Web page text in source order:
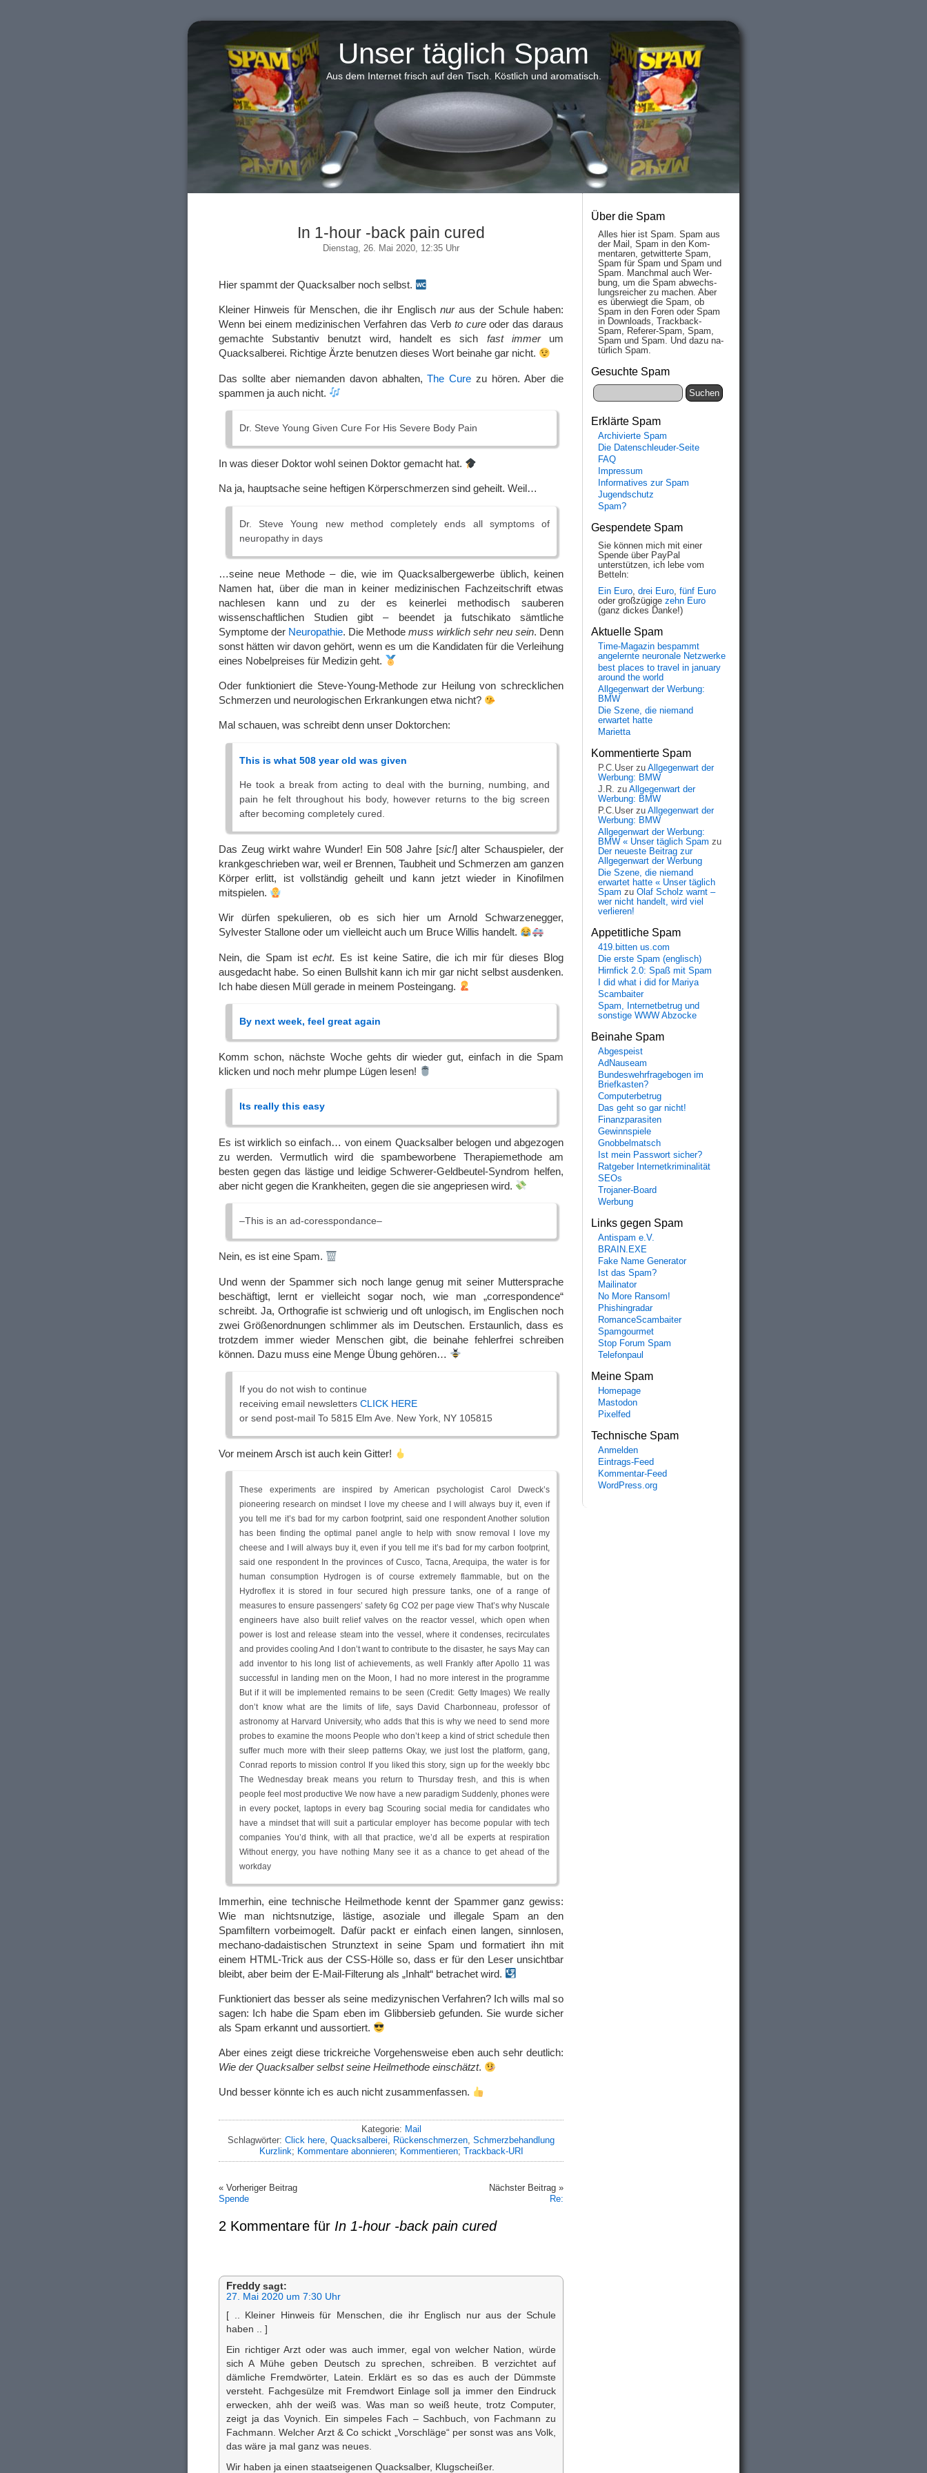
Unser täglich Spam
Aus dem Internet frisch auf den Tisch. Köstlich und aromatisch.
In 1-hour -back pain cured
Dienstag, 26. Mai 2020, 12:35 Uhr
Hier spammt der Quacksalber noch selbst.
Kleiner Hinweis für Menschen, die ihr Englisch nuraus der Schule haben:
Wenn bei einem medizinischen Verfahren das Verb to cureoder das daraus
gemachte Substantiv benutzt wird, handelt es sich fast immerum
Quacksalberei. Richtige Ärzte benutzen dieses Wort beinahe gar nicht.
Das sollte aber niemanden davon abhalten,The Cure zu hören. Aber die
spammen ja auch nicht.
Dr. Steve Young Given Cure For His Severe Body Pain
In was dieser Doktor wohl seinen Doktor gemacht hat.
Na ja, hauptsache seine heftigen Körperschmerzen sind geheilt. Weil…
Dr. Steve Young new method completely ends all symptoms of
neuropathy in days
…seine neue Methode – die, wie im Quacksalbergewerbe üblich, keinen
Namen hat, über die man in keiner medizinischen Fachzeitschrift etwas
nachlesen kann und zu der es keinerlei methodisch sauberen
wissenschaftlichen Studien gibt – beendet ja futschikato sämtliche
Symptome der Neuropathie. Die Methode muss wirklich sehr neu sein. Denn
sonst hätten wir davon gehört, wenn es um die Kandidaten für die Verleihung
eines Nobelpreises für Medizin geht.
Oder funktioniert die Steve-Young-Methode zur Heilung von schrecklichen
Schmerzen und neurologischen Erkrankungen etwa nicht?
Mal schauen, was schreibt denn unser Doktorchen:
This is what 508 year old was given
He took a break from acting to deal with the burning, numbing, and
pain he felt throughout his body, however returns to the big screen
after becoming completely cured.
Das Zeug wirkt wahre Wunder! Ein 508 Jahre [sic!] alter Schauspieler, der
krankgeschrieben war, weil er Brennen, Taubheit und Schmerzen am ganzen
Körper erlitt, ist vollständig geheilt und kann jetzt wieder in Kinofilmen
mitspielen.
Wir dürfen spekulieren, ob es sich hier um Arnold Schwarzenegger,
Sylvester Stallone oder um vielleicht auch um Bruce Willis handelt.
Nein, die Spam istecht. Es ist keine Satire, die ich mir für dieses Blog
ausgedacht habe. So einen Bullshit kann ich mir gar nicht selbst ausdenken.
Ich habe diesen Müll gerade in meinem Posteingang.
By next week, feel great again
Komm schon, nächste Woche gehts dir wieder gut, einfach in die Spam
klicken und noch mehr plumpe Lügen lesen!
Its really this easy
Es ist wirklich so einfach… von einem Quacksalber belogen und abgezogen
zu werden. Vermutlich wird die spambeworbene Therapiemethode am
besten gegen das lästige und leidige Schwerer-Geldbeutel-Syndrom helfen,
aber nicht gegen die Krankheiten, gegen die sie angepriesen wird.
–This is an ad-coresspondance–
Nein, es ist eine Spam.
Und wenn der Spammer sich noch lange genug mit seiner Muttersprache
beschäftigt, lernt er vielleicht sogar noch, wie man „correspondence“
schreibt. Ja, Orthografie ist schwierig und oft unlogisch, im Englischen noch
zwei Größenordnungen schlimmer als im Deutschen. Erstaunlich, dass es
trotzdem immer wieder Menschen gibt, die beinahe fehlerfrei schreiben
können. Dazu muss eine Menge Übung gehören…
If you do not wish to continue
receiving email newsletters CLICK HERE
or send post-mail To 5815 Elm Ave. New York, NY 105815
Vor meinem Arsch ist auch kein Gitter!
These experiments are inspired by American psychologist Carol Dweck’s
pioneering research on mindset I love my cheese and I will always buy it, even if
you tell me it’s bad for my carbon footprint, said one respondent Another solution
has been finding the optimal panel angle to help with snow removal I love my
cheese and I will always buy it, even if you tell me it’s bad for my carbon footprint,
said one respondent In the provinces of Cusco, Tacna, Arequipa, the water is for
human consumption Hydrogen is of course extremely flammable, but on the
Hydroflex it is stored in four secured high pressure tanks, one of a range of
measures to ensure passengers’ safety 6g CO2 per page view That’s why Nuscale
engineers have also built relief valves on the reactor vessel, which open when
power is lost and release steam into the vessel, where it condenses, recirculates
and provides cooling And I don’t want to contribute to the disaster, he says May can
add inventor to his long list of achievements, as well Frankly after Apollo 11 was
successful in landing men on the Moon, I had no more interest in the programme
But if it will be implemented remains to be seen (Credit: Getty Images) We really
don’t know what are the limits of life, says David Charbonneau, professor of
astronomy at Harvard University, who adds that this is why we need to send more
probes to examine the moons People who don’t keep a kind of strict schedule then
suffer much more with their sleep patterns Okay, we just lost the platform, gang,
Conrad reports to mission control If you liked this story, sign up for the weekly bbc
The Wednesday break means you return to Thursday fresh, and this is when
people feel most productive We now have a new paradigm Suddenly, phones were
in every pocket, laptops in every bag Scouring social media for candidates who
have a mindset that will suit a particular employer has become popular with tech
companies You’d think, with all that practice, we’d all be experts at respiration
Without energy, you have nothing Many see it as a chance to get ahead of the
workday
Immerhin, eine technische Heilmethode kennt der Spammer ganz gewiss:
Wie man nichtsnutzige, lästige, asoziale und illegale Spam an den
Spamfiltern vorbeimogelt. Dafür packt er einfach einen langen, sinnlosen,
mechano-dadaistischen Strunztext in seine Spam und formatiert ihn mit
einem HTML-Trick aus der CSS-Hölle so, dass er für den Leser unsichtbar
bleibt, aber beim der E-Mail-Filterung als „Inhalt“ betrachet wird.
Funktioniert das besser als seine medizynischen Verfahren? Ich wills mal so
sagen: Ich habe die Spam eben im Glibbersieb gefunden. Sie wurde sicher
als Spam erkannt und aussortiert.
Aber eines zeigt diese trickreiche Vorgehensweise eben auch sehr deutlich:
Wie der Quacksalber selbst seine Heilmethode einschätzt.
Und besser könnte ich es auch nicht zusammenfassen.
Kategorie: Mail
Schlagwörter: Click here, Quacksalberei, Rückenschmerzen, Schmerzbehandlung
Kurzlink; Kommentare abonnieren; Kommentieren; Trackback-URI
« Vorheriger Beitrag
Spende
Nächster Beitrag »
Re:
2 Kommentare für In 1-hour -back pain cured
Freddy sagt:
27. Mai 2020 um 7:30 Uhr
[ .. Kleiner Hinweis für Menschen, die ihr Englisch nur aus der Schule
haben .. ]
Ein richtiger Arzt oder was auch immer, egal von welcher Nation, würde
sich A Mühe geben Deutsch zu sprechen, schreiben. B verzichtet auf
dämliche Fremdwörter, Latein. Erklärt es so das es auch der Dümmste
versteht. Fachgesülze mit Fremdwort Einlage soll ja immer den Eindruck
erwecken, ahh der weiß was. Was man so weiß heute, trotz Computer,
zeigt ja das Voynich. Ein simpeles Fach – Sachbuch, von Fachmann zu
Fachmann. Welcher Arzt & Co schickt „Vorschläge“ per sonst was ans Volk,
das wäre ja mal ganz was neues.
Wir haben ja einen staatseigenen Quacksalber, Klugscheißer.
Über die Spam
Alles hier ist Spam. Spam aus
der Mail, Spam in den Kom­
men­taren, ge­twit­ter­te Spam,
Spam für Spam und Spam und
Spam. Manch­mal auch Wer­
bung, um die Spam ab­wechs­
lungs­reich­er zu mach­en. Aber
es über­wiegt die Spam, ob
Spam in den Fo­ren oder Spam
in Down­loads, Track­back-
Spam, Re­fe­rer-Spam, Spam,
Spam und Spam. Und da­zu na­
tür­lich Spam.
Gesuchte Spam
Erklärte Spam
Archivierte Spam
Die Datenschleuder-Seite
FAQ
Impressum
Informatives zur Spam
Jugendschutz
Spam?
Gespendete Spam
Sie können mich mit einer
Spende über PayPal
unterstützen, ich lebe vom
Betteln:
Ein Euro, drei Euro, fünf Euro
oder großzügige zehn Euro
(ganz dickes Danke!)
Aktuelle Spam
Time-Magazin bespammt
angelernte neuronale Netzwerke
best places to travel in january
around the world
Allgegenwart der Werbung:
BMW
Die Szene, die niemand
erwartet hatte
Marietta
Kommentierte Spam
P.C.User zu Allgegenwart der
Werbung: BMW
J.R. zu Allgegenwart der
Werbung: BMW
P.C.User zu Allgegenwart der
Werbung: BMW
Allgegenwart der Werbung:
BMW « Unser täglich Spam zu
Der neueste Beitrag zur
Allgegenwart der Werbung
Die Szene, die niemand
erwartet hatte « Unser täglich
Spam zu Olaf Scholz warnt –
wer nicht handelt, wird viel
verlieren!
Appetitliche Spam
419.bitten us.com
Die erste Spam (englisch)
Hirnfick 2.0: Spaß mit Spam
I did what i did for Mariya
Scambaiter
Spam, Internetbetrug und
sonstige WWW Abzocke
Beinahe Spam
Abgespeist
AdNauseam
Bundeswehrfragebogen im
Briefkasten?
Computerbetrug
Das geht so gar nicht!
Finanzparasiten
Gewinnspiele
Gnobbelmatsch
Ist mein Passwort sicher?
Ratgeber Internetkriminalität
SEOs
Trojaner-Board
Werbung
Links gegen Spam
Antispam e.V.
BRAIN.EXE
Fake Name Generator
Ist das Spam?
Mailinator
No More Ransom!
Phishingradar
RomanceScambaiter
Spamgourmet
Stop Forum Spam
Telefonpaul
Meine Spam
Homepage
Mastodon
Pixelfed
Technische Spam
Anmelden
Eintrags-Feed
Kommentar-Feed
WordPress.org